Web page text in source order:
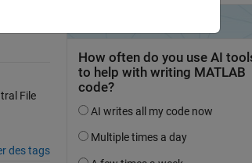
File
des tags